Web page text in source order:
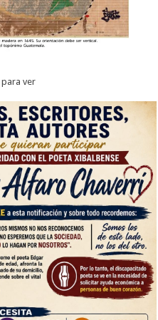
para ver